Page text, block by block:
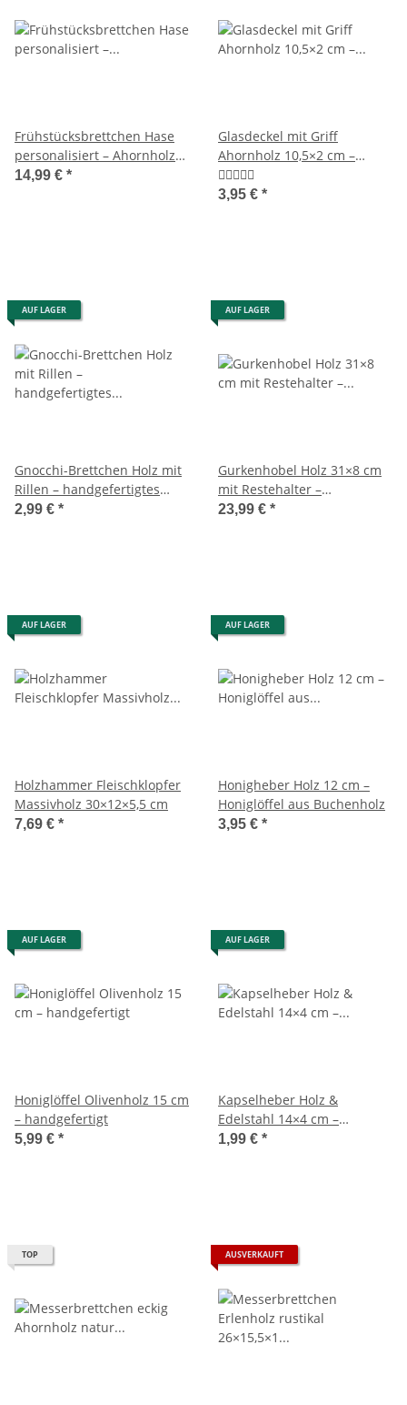
Frühstücksbrettchen Hase
personalisiert – Ahornholz
25×16×1,5cm
14,99 € *
Glasdeckel mit Griff
Ahornholz 10,5×2 cm –
naturbelassen
3,95 € *
AUF LAGER
Gnocchi-Brettchen Holz mit
Rillen – handgefertigtes
Gnocchibrett
2,99 € *
AUF LAGER
Gurkenhobel Holz 31×8 cm
mit Restehalter –
handgefertigt
23,99 € *
AUF LAGER
Holzhammer Fleischklopfer
Massivholz 30×12×5,5 cm
7,69 € *
AUF LAGER
Honigheber Holz 12 cm –
Honiglöffel aus Buchenholz
3,95 € *
AUF LAGER
Honiglöffel Olivenholz 15 cm
– handgefertigt
5,99 € *
AUF LAGER
Kapselheber Holz &
Edelstahl 14×4 cm –
Flaschenöffner
1,99 € *
TOP AUSVERKAUFT